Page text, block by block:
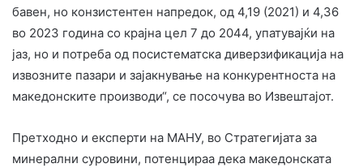
бавен, но конзистентен напредок, од 4,19 (2021) и 4,36
во 2023 година со крајна цел 7 до 2044, упатувајќи на
јаз, но и потреба од посистематска диверзификација на
извозните пазари и зајакнување на конкурентноста на
македонските производи“, се посочува во Извештајот.
Претходно и експерти на МАНУ, во Стратегијата за
минерални суровини, потенцираа дека македонската